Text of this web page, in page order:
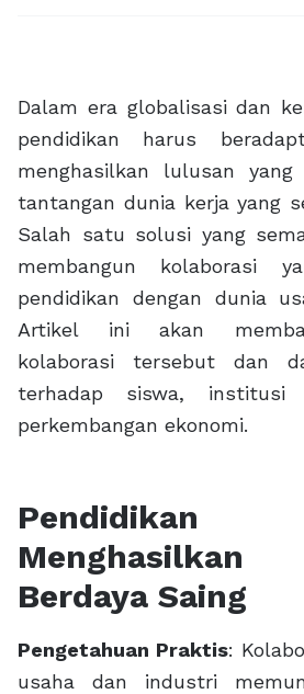
Dalam era globalisasi dan
pendidikan harus
menghasilkan lulusan yang
tantangan dunia kerja yang
Salah satu solusi yang
membangun kolaborasi
pendidikan dengan dunia
Artikel ini akan
kolaborasi tersebut dan
terhadap siswa, institusi
perkembangan ekonomi.
Berdaya Saing
Pengetahuan Praktis:
usaha dan industri